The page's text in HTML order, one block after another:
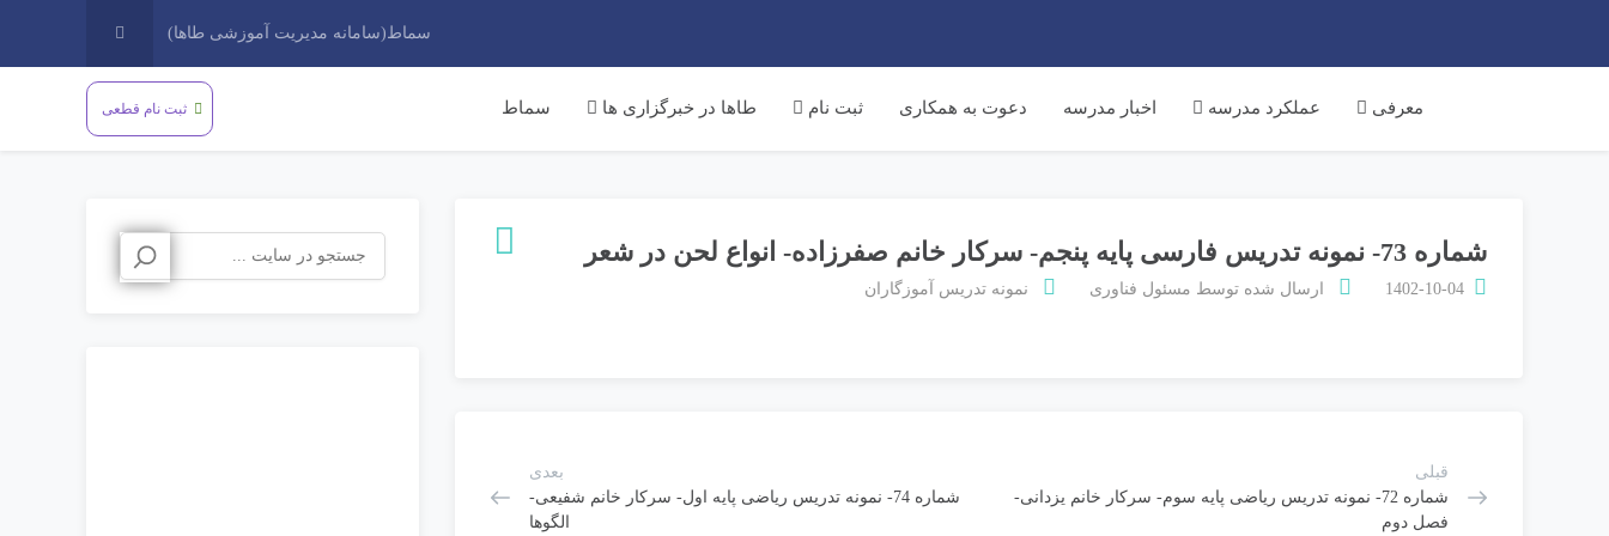
سماط(سامانه مدیریت آموزشی طاها)
معرفی عملکرد مدرسه اخبار مدرسه دعوت به همکاری ثبت نام طاها در خبرگزاری ها سماط ثبت نام قطعی
شماره 73- نمونه تدریس فارسی پایه پنجم- سرکار خانم صفرزاده- انواع لحن در شعر
1402-10-04 ارسال شده توسط مسئول فناوری نمونه تدریس آموزگاران
قبلی
شماره 72- نمونه تدریس ریاضی پایه سوم- سرکار خانم یزدانی-
فصل دوم
بعدی
شماره 74- نمونه تدریس ریاضی پایه اول- سرکار خانم شفیعی-
الگوها
برای: